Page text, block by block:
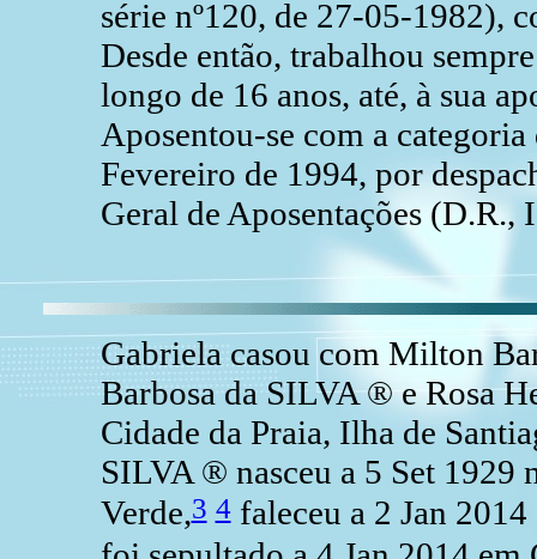
série nº120, de 27-05-1982),
Desde então, trabalhou
longo de 16 anos, até, à sua
Aposentou-se com a
Fevereiro de 1994, por
Geral de Aposentações
Gabriela casou com Milton
Barbosa da SILVA ® e Rosa
Cidade da Praia, Ilha de
SILVA ® nasceu a 5 Set 1929
Verde,3 4faleceu a 2 Jan